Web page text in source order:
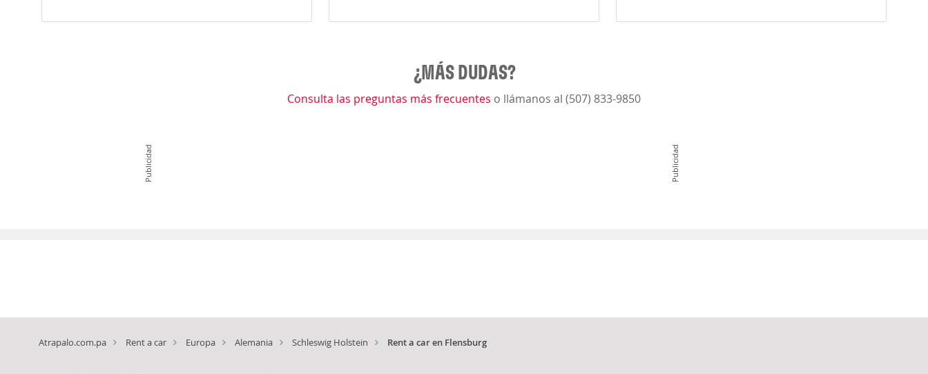
¿MÁS DUDAS?
Consulta las preguntas más frecuentes o llámanos al (507) 833-9850
Publicidad Publicidad
Atrapalo.com.pa Rent a car Europa Alemania Schleswig Holstein Rent a car en Flensburg